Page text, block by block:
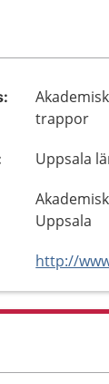
trappor
Uppsala
Uppsala